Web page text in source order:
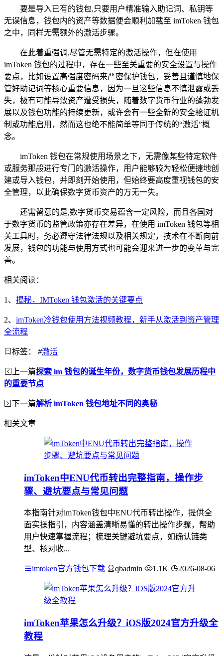
要是导入已有的钱包,只要用户精准输入助记词、私钥等
无误信息，钱包内的资产等数据便会顺利加载至 imToken 钱包
之中，同样无需额外的激活步骤。
在此着重强调,尽管无需特定的激活操作，但在使用
imToken 钱包的过程中，存在一些至关重要的安全设置与操作
要点，比如设置高强度密码来严密保护钱包，妥善且谨慎地保
管好助记词等核心重要信息，因为一旦这些信息不慎泄露或丢
失，极有可能导致资产遭受损失，随着数字货币行业的蓬勃发
展以及钱包功能的持续更新，或许会有一些全新的安全验证机
制或功能启用，然而这也绝不能简单等同于传统的“激活”概
念。
imToken 钱包在常规使用场景之下，无需像某些特定软件
或服务那般进行专门的激活操作，用户能够较为轻松便捷地创
建或导入钱包，并即刻开始使用，但始终要高度重视钱包的安
全管理，以此确保数字货币资产的万无一失。
还需留意的是,数字货币交易蕴含一定风险，而且各国对
于数字货币的监管政策亦存在差异，在使用 imToken 钱包等相
关工具时，务必遵守法律法规以及相关规定，技术在不断向前
发展，钱包的功能与使用方式也可能会迎来进一步的变革与完
善。
相关阅读：
1、 揭秘，IMToken 钱包激活的关键要点
2、 imToken冷钱包使用方法视频教程，新手从激活到资产管理
全流程
标签： #激活
上一篇探索 im 钱包的诞生年份，数字货币钱包发展历程中
的重要节点
下一篇解析 imToken 钱包地址不同的奥秘
相关文章
imToken中ENU代币转出完整指南，操作步
骤、避坑要点与常见问题
本指南针对imToken钱包中ENU代币转出操作，提供全
面实操指引，内容涵盖清晰易懂的转出操作步骤，帮助
用户快速掌握流程；梳理关键避坑要点，如确认链类
型、核对收...
imtoken官方钱包下载 qbadmin 1.1K 2026-08-06
imToken苹果怎么升级？iOS版2024官方升级全
教程